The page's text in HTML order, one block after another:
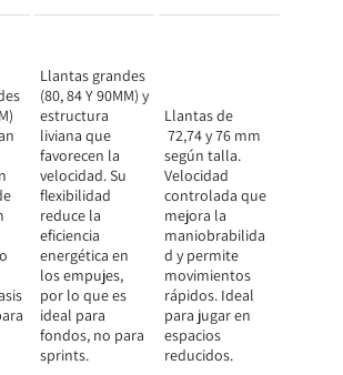
Llantas grandes
(80, 84 Y 90MM) y
estructura
liviana que
favorecen la
velocidad. Su
flexibilidad
reduce la
eficiencia
energética en
los empujes,
por lo que es
ideal para
fondos, no para
sprints.
Llantas de
72,74 y 76 mm
según talla.
Velocidad
controlada que
mejora la
maniobrabilida
d y permite
movimientos
rápidos. Ideal
para jugar en
espacios
reducidos.